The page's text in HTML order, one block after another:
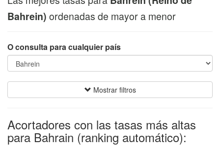
Bahrein) ordenadas de mayor a menor
O consulta para cualquier país
Mostrar filtros
Acortadores con las tasas más altas
para Bahrain (ranking automático):